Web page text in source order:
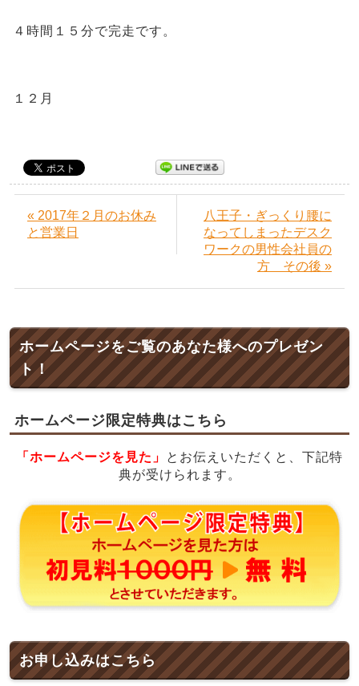
４時間１５分で完走です。
１２月
« 2017年２月のお休み
と営業日
八王子・ぎっくり腰に
なってしまったデスク
ワークの男性会社員の
方 その後 »
ホームページをご覧のあなた様へのプレゼン
ト！
ホームページ限定特典はこちら
「ホームページを見た」
とお伝えいただくと、下記特
典が受けられます。
お申し込みはこちら